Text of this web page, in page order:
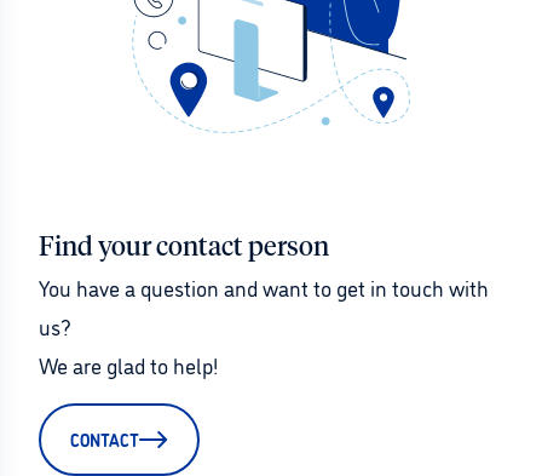
Find your contact person
You have a question and want to get in touch with
us?
We are glad to help!
CONTACT